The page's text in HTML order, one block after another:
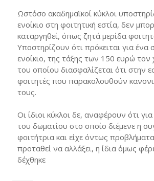
Ωστόσο ακαδημαϊκοί κύκλοι
ενοίκιο στη φοιτητική εστία, δεν
καταργηθεί, όπως ζητά μερίδα
Υποστηρίζουν ότι πρόκειται για ένα
ενοίκιο, της τάξης των 150 ευρώ
του οποίου διασφαλίζεται ότι στην
φοιτητές που παρακολουθούν
τους.
Οι ίδιοι κύκλοι δε, αναφέρουν ότι
του δωματίου στο οποίο διέμενε η
φοιτήτρια και είχε όντως
προταθεί να αλλάξει, η ίδια όμως
δέχθηκε